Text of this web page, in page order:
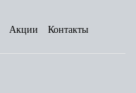
Акции Контакты